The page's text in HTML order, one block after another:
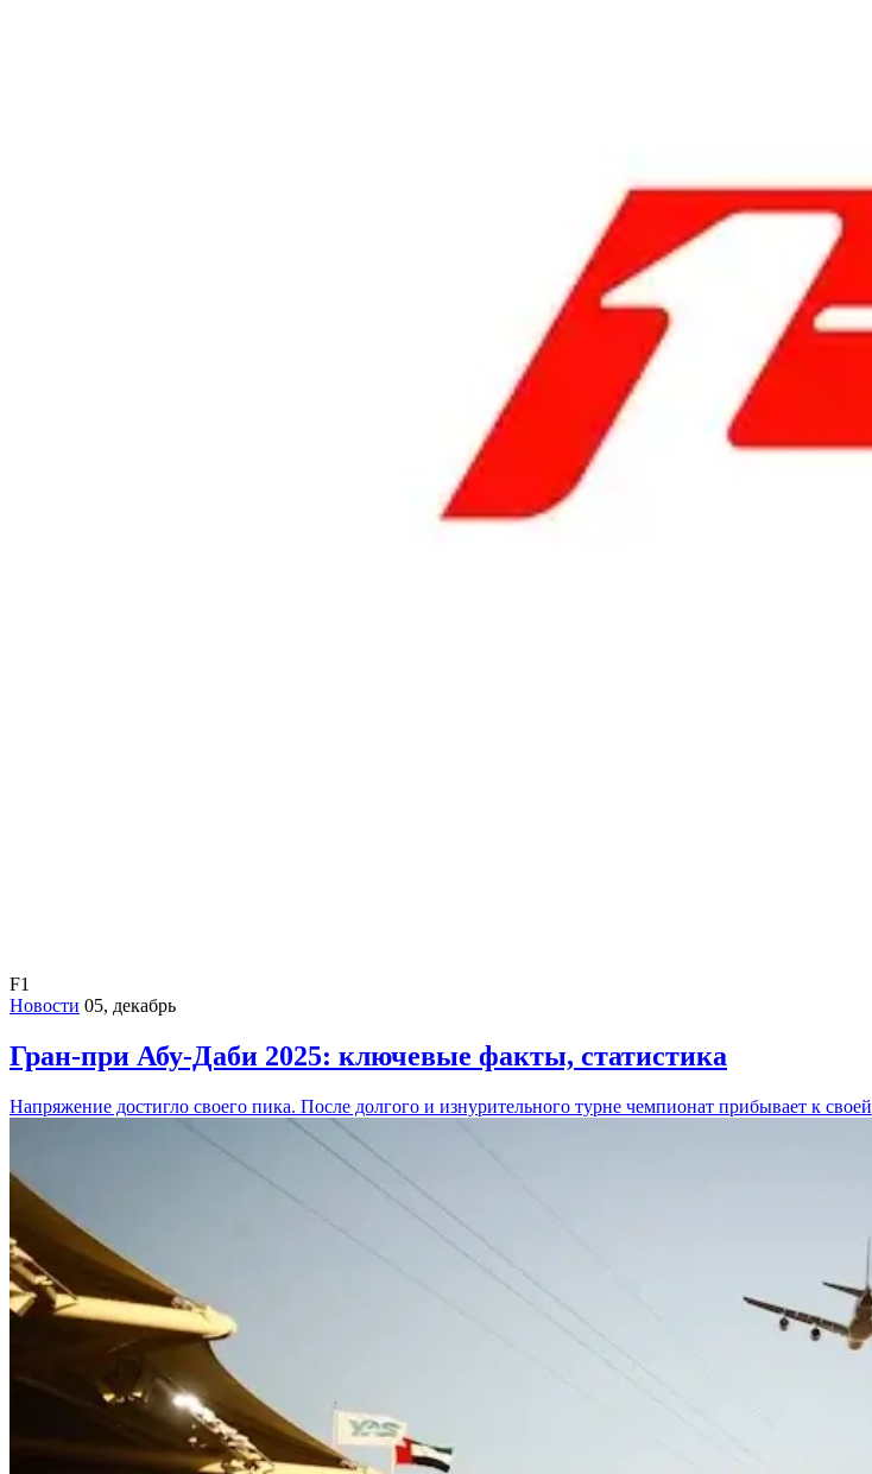
F1
Новости 05, декабрь
Гран-при Абу-Даби 2025: ключевые факты, статистика
Напряжение достигло своего пика. После долгого и изнурительного турне чемпионат прибывает к своей